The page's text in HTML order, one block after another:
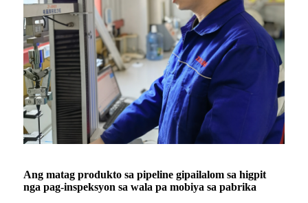
Ang matag produkto sa pipeline gipailalom sa higpit
nga pag-inspeksyon sa wala pa mobiya sa pabrika